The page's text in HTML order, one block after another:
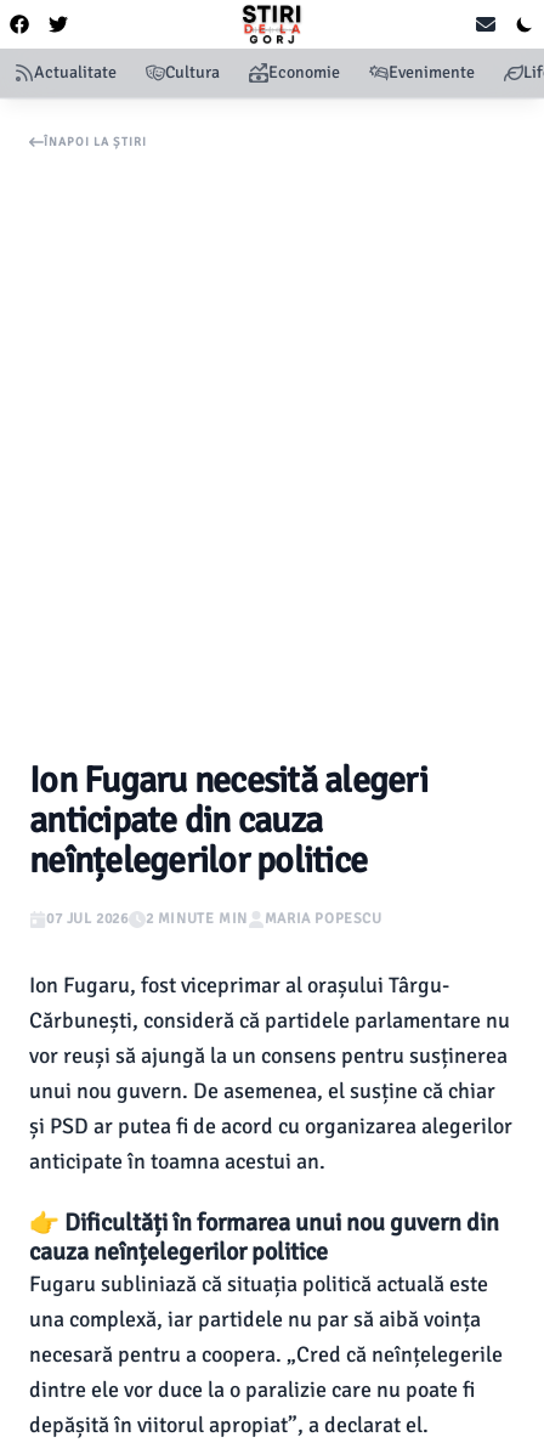
Actualitate Cultura Economie Evenimente
ÎNAPOI LA ȘTIRI
Ion Fugaru necesită alegeri
anticipate din cauza
neînțelegerilor politice
07 JUL 2026 2 MINUTE MIN MARIA POPESCU
Ion Fugaru, fost viceprimar al orașului Târgu-
Cărbunești, consideră că partidele parlamentare nu
vor reuși să ajungă la un consens pentru susținerea
unui nou guvern. De asemenea, el susține că chiar
și PSD ar putea fi de acord cu organizarea alegerilor
anticipate în toamna acestui an.
👉 Dificultăți în formarea unui nou guvern din
cauza neînțelegerilor politice
Fugaru subliniază că situația politică actuală este
una complexă, iar partidele nu par să aibă voința
necesară pentru a coopera. „Cred că neînțelegerile
dintre ele vor duce la o paralizie care nu poate fi
depășită în viitorul apropiat”, a declarat el.